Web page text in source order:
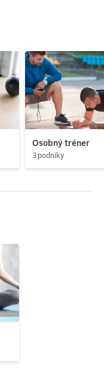
Osobný tréner
3 podniky